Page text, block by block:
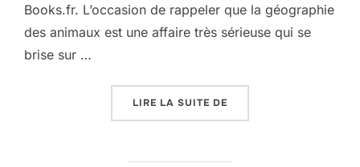
Books.fr. L’occasion de rappeler que la géographie
des animaux est une affaire très sérieuse qui se
brise sur …
LIRE LA SUITE DE